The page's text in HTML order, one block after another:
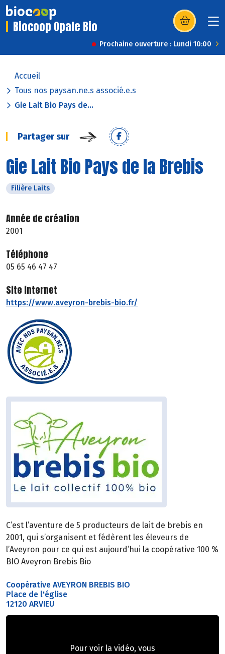
Biocoop Opale Bio (s’ouvre dans
Prochaine ouverture : Lundi 10:00
Accueil
Tous nos paysan.ne.s associé.e.s
Gie Lait Bio Pays de...
Partager sur
Gie Lait Bio Pays de la Brebis
Filière Laits
Année de création
2001
Téléphone
05 65 46 47 47
Site internet
https://www.aveyron-brebis-bio.fr/
C’est l’aventure de 5 producteurs de lait de brebis en
2001, qui s’organisent et fédèrent les éleveurs de
l’Aveyron pour ce qui est aujourd’hui la coopérative 100 %
BIO Aveyron Brebis Bio
Coopérative AVEYRON BREBIS BIO
Place de l'église
12120 ARVIEU
Pour voir la vidéo, vous